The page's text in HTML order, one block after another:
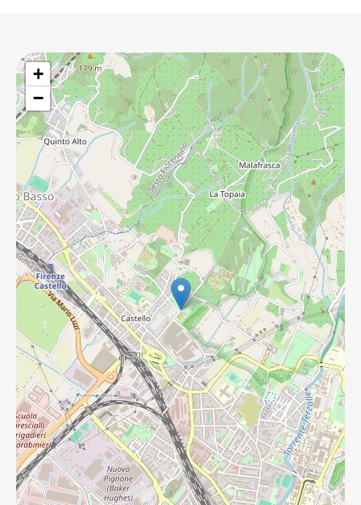
+
−